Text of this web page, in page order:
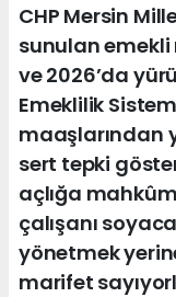
CHP Mersin
sunulan
ve 2026’da
Emeklilik
maaşlarından
sert tepki
açlığa
çalışanı
yönetmek
marifet